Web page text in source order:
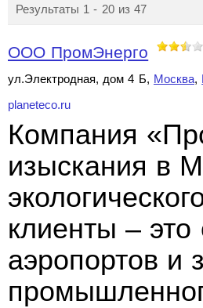
Результаты 1 - 20 из 47
ООО ПромЭнерго
ул.Электродная, дом 4 Б, Москва,
planeteco.ru
Компания
изыскания в
клиенты –
аэропортов и